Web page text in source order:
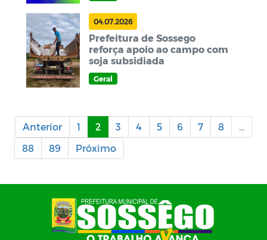
04.07.2026
Prefeitura de Sossego
reforça apoio ao campo com
soja subsidiada
Geral
Anterior 1 2 3 4 5 6 7 8
...
88
89 Próximo